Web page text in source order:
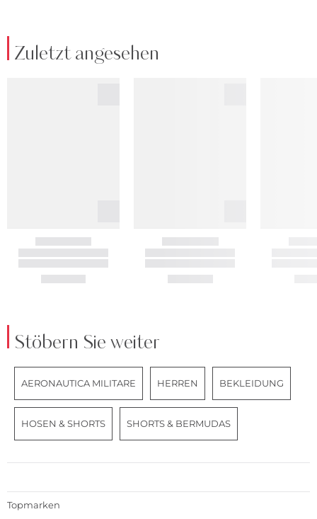
Zuletzt angesehen
Stöbern Sie weiter
AERONAUTICA MILITARE HERREN BEKLEIDUNG
HOSEN & SHORTS SHORTS & BERMUDAS
Topmarken